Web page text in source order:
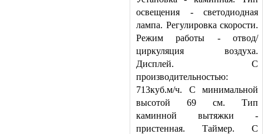
освещения - светодиодная
лампа. Регулировка скорости.
Режим работы - отвод/
циркуляция воздуха.
Дисплей. С
производительностью:
713куб.м/ч. С минимальной
высотой 69 см. Тип
каминной вытяжки -
пристенная. Таймер. С